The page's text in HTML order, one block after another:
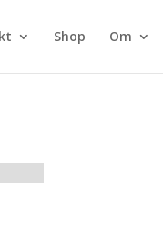
Shop Om